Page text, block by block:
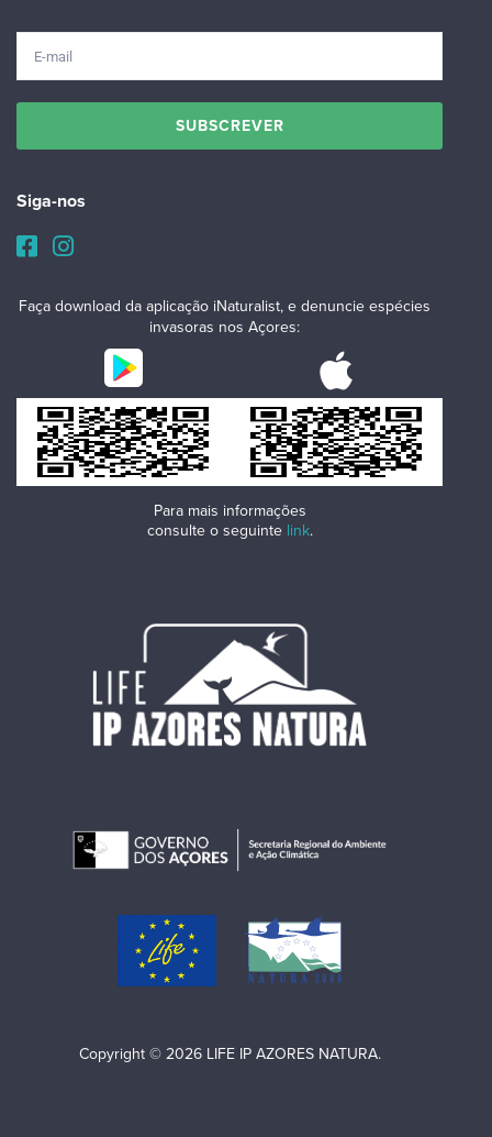
Copyright © 2026 LIFE IP AZORES NATURA.
Siga-nos
Faça download da aplicação iNaturalist, e denuncie espécies
invasoras nos Açores:
Para mais informações
consulte o seguinte link.